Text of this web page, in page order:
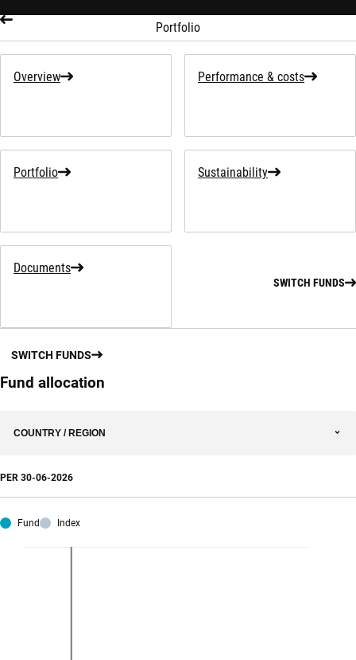
Portfolio
Overview Performance & costs
Portfolio Sustainability
Documents
SWITCH FUNDS
SWITCH FUNDS
Fund allocation
COUNTRY / REGION
PER 30-06-2026
Fund Index